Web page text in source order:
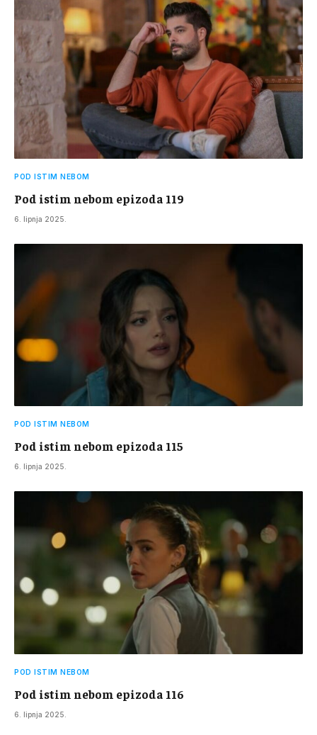
POD ISTIM NEBOM
Pod istim nebom epizoda 119
6. lipnja 2025.
POD ISTIM NEBOM
Pod istim nebom epizoda 115
6. lipnja 2025.
POD ISTIM NEBOM
Pod istim nebom epizoda 116
6. lipnja 2025.